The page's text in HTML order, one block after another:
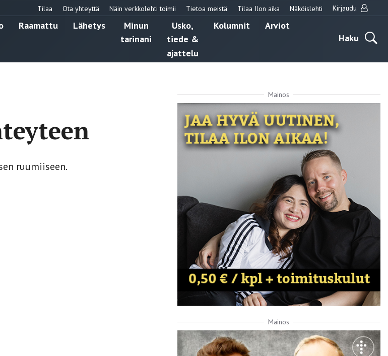
Tilaa Ota yhteyttä Näin verkkolehti toimii Tietoa meistä Tilaa Ilon aika Näköislehti Kirjaudu
Raamattu Lähetys
Minun
tarinani
Usko,
tiede &
ajattelu
Kolumnit
Arviot
Haku
ruumiiseen.
Mainos
Mainos